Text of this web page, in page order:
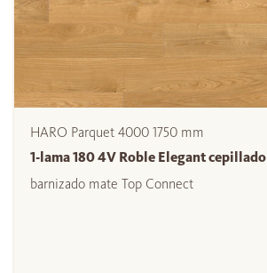
HARO Parquet 4000 1750 mm
1-lama 180 4V Roble Elegant cepillado
barnizado mate Top Connect